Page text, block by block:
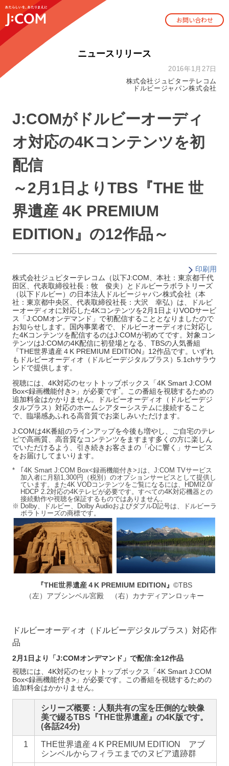
お問い合わせ
ニュースリリース
2016年1月27日
株式会社ジュピターテレコム
ドルビージャパン株式会社
J:COMがドルビーオーディ
オ対応の4Kコンテンツを初
配信
～2月1日よりTBS『THE 世
界遺産 4K PREMIUM
EDITION』の12作品～
印刷用
株式会社ジュピターテレコム（以下J:COM、本社：東京都千代
田区、代表取締役社長：牧 俊夫）とドルビーラボラトリーズ
（以下ドルビー）の日本法人ドルビージャパン株式会社（本
社：東京都中央区、代表取締役社長：大沢 幸弘）は、ドルビ
ーオーディオに対応した4Kコンテンツを2月1日よりVODサービ
ス「J:COMオンデマンド」で初配信することとなりましたので
お知らせします。国内事業者で、ドルビーオーディオに対応し
た4Kコンテンツを配信するのはJ:COMが初めてです。対象コン
テンツはJ:COMの4K配信に初登場となる、TBSの人気番組
『THE世界遺産４K PREMIUM EDITION』12作品です。いずれ
もドルビーオーディオ（ドルビーデジタルプラス）5.1chサラウ
ンドで提供します。
視聴には、4K対応のセットトップボックス「4K Smart J:COM
Box<録画機能付き>」が必要です*。この番組を視聴するための
追加料金はかかりません。ドルビーオーディオ（ドルビーデジ
タルプラス）対応のホームシアターシステムに接続すること
で、臨場感あふれる高音質でお楽しみいただけます。
J:COMは4K番組のラインアップを今後も増やし、ご自宅のテレ
ビで高画質、高音質なコンテンツをますます多くの方に楽しん
でいただけるよう、引き続きお客さまの「心に響く」サービス
をお届けしてまいります。
*
｢4K Smart J:COM Box<録画機能付き>｣は、J:COM TVサービス
加入者に月額1,300円（税別）のオプションサービスとして提供し
ています。また4K VODコンテンツをご覧になるには、HDMI2.0/
HDCP 2.2対応の4Kテレビが必要です。すべての4K対応機器との
接続動作や視聴を保証するものではありません。
※ Dolby、ドルビー、Dolby AudioおよびダブルD記号は、ドルビーラ
ボラトリーズの商標です。
『THE世界遺産４K PREMIUM EDITION』 ©TBS
（左）アブシンベル宮殿
（右）カナディアンロッキー
ドルビーオーディオ（ドルビーデジタルプラス）対応作
品
2月1日より「J:COMオンデマンド」で配信:全12作品
視聴には、4K対応のセットトップボックス「4K Smart J:COM
Box<録画機能付き>」が必要です。この番組を視聴するための
追加料金はかかりません。
シリーズ概要：人類共有の宝を圧倒的な映像
美で綴るTBS『THE世界遺産』の4K版です。
(各話24分)
1
THE世界遺産４K PREMIUM EDITION アブ
シンベルからフィラエまでのヌビア遺跡群